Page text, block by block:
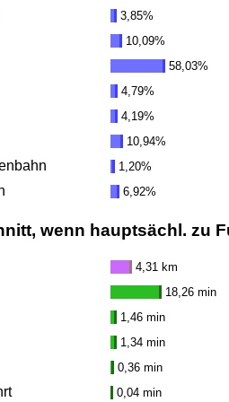
3,85%
10,09%
58,03%
4,79%
4,19%
10,94%
1,20%
6,92%
wenn hauptsächl. zu
4,31 km
18,26 min
1,46 min
1,34 min
0,36 min
0,04 min